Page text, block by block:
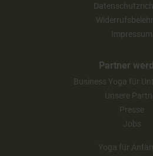
Impressum
Partner
Business Yoga für
Unsere
Presse
Jobs
Yoga für